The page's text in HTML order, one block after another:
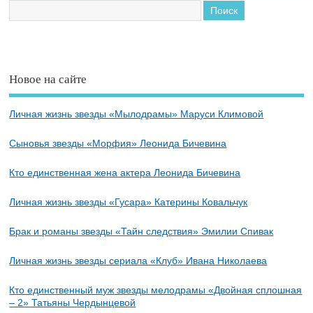
Новое на сайте
Личная жизнь звезды «Мылодрамы» Маруси Климовой
Сыновья звезды «Морфия» Леонида Бичевина
Кто единственная жена актера Леонида Бичевина
Личная жизнь звезды «Гусара» Катерины Ковальчук
Брак и романы звезды «Тайн следствия» Эмилии Спивак
Личная жизнь звезды сериала «Клуб» Ивана Николаева
Кто единственный муж звезды мелодрамы «Двойная сплошная
– 2» Татьяны Чердынцевой